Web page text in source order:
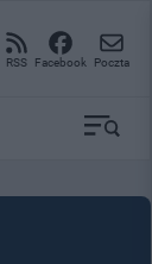
RSS Facebook Poczta